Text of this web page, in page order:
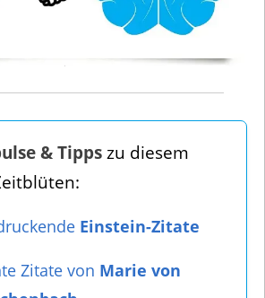
& Tippszu diesem
Einstein-Zitate
Zitate von Marie von